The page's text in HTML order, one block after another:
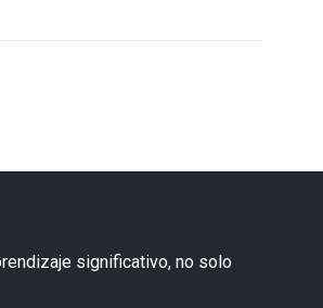
significativo, no solo